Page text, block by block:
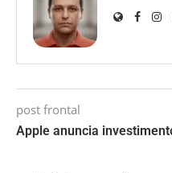
post frontal
Apple anuncia